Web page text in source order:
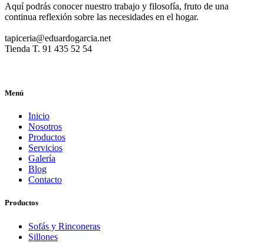
Aquí podrás conocer nuestro trabajo y filosofía, fruto de una
continua reflexión sobre las necesidades en el hogar.
tapiceria@eduardogarcia.net
Tienda T. 91 435 52 54
Menú
Inicio
Nosotros
Productos
Servicios
Galería
Blog
Contacto
Productos
Sofás y Rinconeras
Sillones